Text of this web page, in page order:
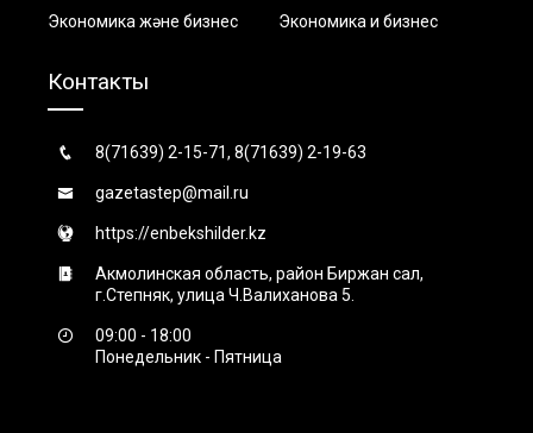
Экономика және бизнес Экономика и бизнес
Контакты
8(71639) 2-15-71, 8(71639) 2-19-63
gazetastep@mail.ru
https://enbekshilder.kz
Акмолинская область, район Биржан сал,
г.Степняк, улица Ч.Валиханова 5.
09:00 - 18:00
Понедельник - Пятница